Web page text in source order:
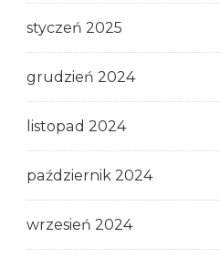
styczeń 2025
grudzień 2024
listopad 2024
październik 2024
wrzesień 2024